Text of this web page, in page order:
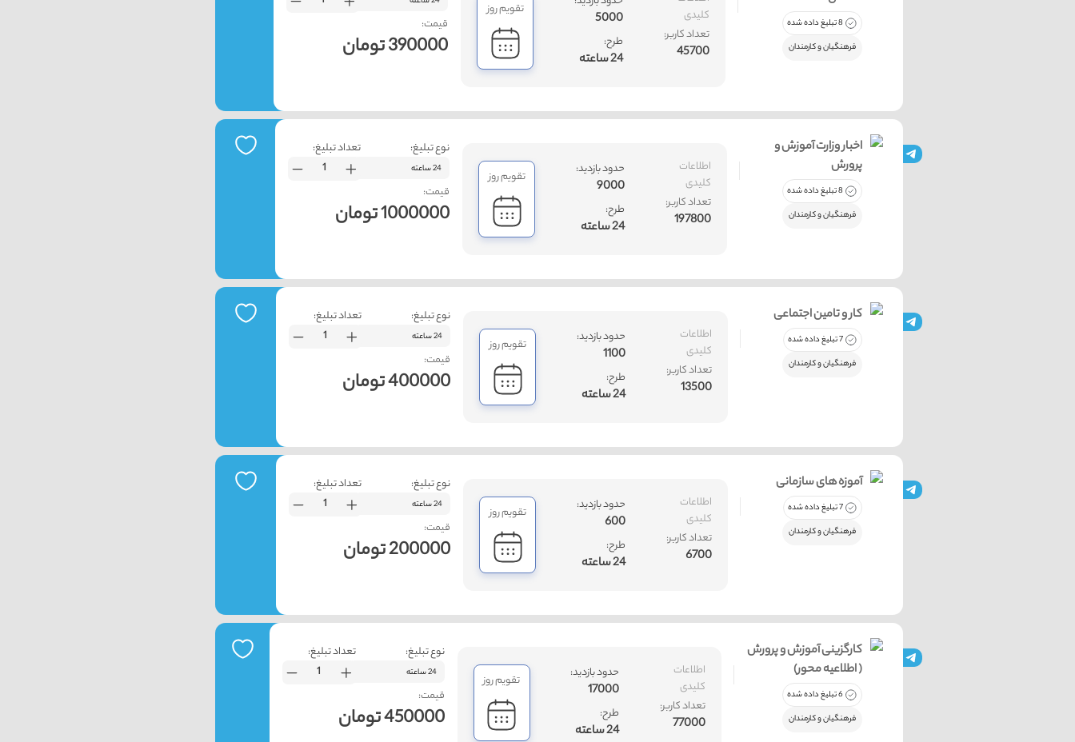
قیمت:
390000 تومان
کلیدی
تعداد کاربر:
45700
5000
طرح:
24 ساعته
تقویم روز
8 تبلیغ داده شده
فرهنگیان و کارمندان
نوع تبلیغ:
24 ساعته
تعداد تبلیغ:
قیمت:
1000000 تومان
اطلاعات
کلیدی
تعداد کاربر:
197800
حدود بازدید:
9000
طرح:
24 ساعته
تقویم روز
اخبار وزارت آموزش و
پرورش
8 تبلیغ داده شده
فرهنگیان و کارمندان
نوع تبلیغ:
24 ساعته
تعداد تبلیغ:
قیمت:
400000 تومان
اطلاعات
کلیدی
تعداد کاربر:
13500
حدود بازدید:
1100
طرح:
24 ساعته
تقویم روز
کار و تامین اجتماعی
7 تبلیغ داده شده
فرهنگیان و کارمندان
نوع تبلیغ:
24 ساعته
تعداد تبلیغ:
قیمت:
200000 تومان
اطلاعات
کلیدی
تعداد کاربر:
6700
حدود بازدید:
600
طرح:
24 ساعته
تقویم روز
آموزه های سازمانی
7 تبلیغ داده شده
فرهنگیان و کارمندان
نوع تبلیغ:
24 ساعته
تعداد تبلیغ:
قیمت:
450000 تومان
اطلاعات
کلیدی
تعداد کاربر:
77000
حدود بازدید:
17000
طرح:
24 ساعته
تقویم روز
کارگزینی آموزش و پرورش
( اطلاعیه محور)
6 تبلیغ داده شده
فرهنگیان و کارمندان